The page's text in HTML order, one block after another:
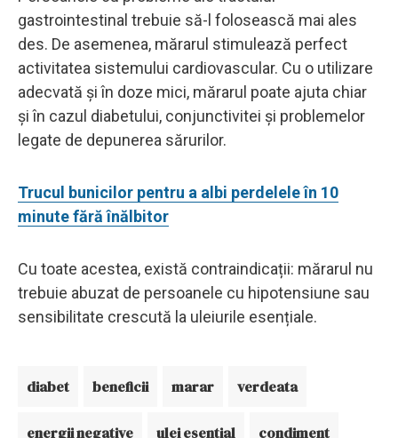
gastrointestinal trebuie să-l folosească mai ales
des. De asemenea, mărarul stimulează perfect
activitatea sistemului cardiovascular. Cu o utilizare
adecvată și în doze mici, mărarul poate ajuta chiar
și în cazul diabetului, conjunctivitei și problemelor
legate de depunerea sărurilor.
Trucul bunicilor pentru a albi perdelele în 10
minute fără înălbitor
Cu toate acestea, există contraindicații: mărarul nu
trebuie abuzat de persoanele cu hipotensiune sau
sensibilitate crescută la uleiurile esențiale.
diabet beneficii marar verdeata
energii negative ulei esential condiment